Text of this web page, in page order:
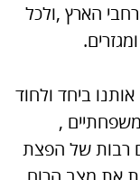
הארץ ,ולכל
ביחד ולחוד
,
רבות של הפצת